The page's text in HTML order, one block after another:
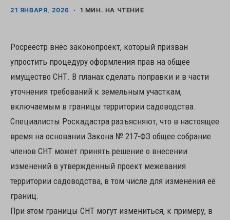
21 ЯНВАРЯ, 2026 1 МИН. НА ЧТЕНИЕ
Росреестр внёс законопроект, который призван
упростить процедуру оформления прав на общее
имущество СНТ. В планах сделать поправки и в части
уточнения требований к земельным участкам,
включаемым в границы территории садоводства.
Специалисты Роскадастра разъясняют, что в настоящее
время на основании Закона № 217-ФЗ общее собрание
членов СНТ может принять решение о внесении
изменений в утвержденный проект межевания
территории садоводства, в том числе для изменения её
границ.
При этом границы СНТ могут измениться, к примеру, в